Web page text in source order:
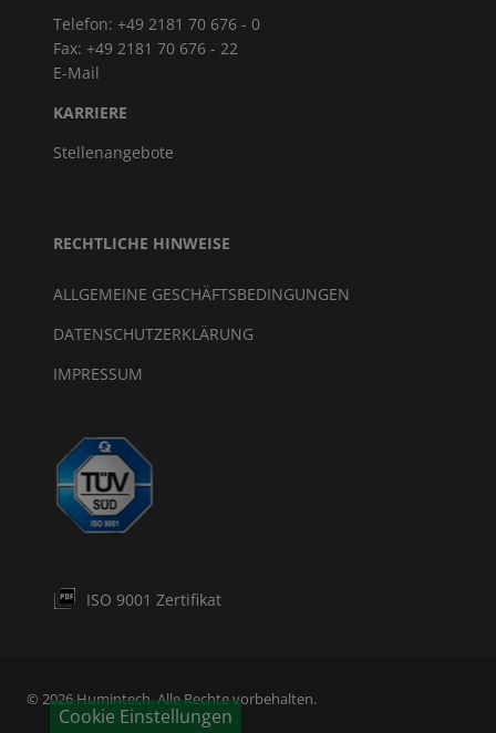
Telefon: +49 2181 70 676 - 0
Fax: +49 2181 70 676 - 22
E-Mail
KARRIERE
Stellenangebote
RECHTLICHE HINWEISE
ALLGEMEINE GESCHÄFTSBEDINGUNGEN
DATENSCHUTZERKLÄRUNG
IMPRESSUM
ISO 9001 Zertifikat
© 2026 Humintech. Alle Rechte vorbehalten.
Cookie Einstellungen